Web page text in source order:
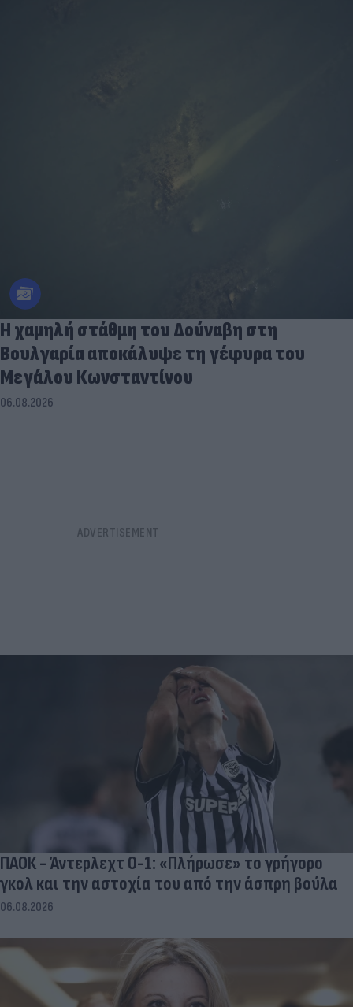
Η χαμηλή στάθμη του Δούναβη στη
Βουλγαρία αποκάλυψε τη γέφυρα του
Μεγάλου Κωνσταντίνου
06.08.2026
ΠΑΟΚ - Άντερλεχτ 0-1: «Πλήρωσε» το γρήγορο
γκολ και την αστοχία του από την άσπρη βούλα
06.08.2026